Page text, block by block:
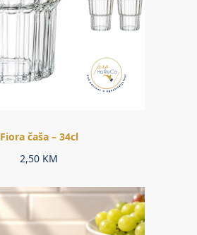
Fiora čaša – 34cl
2,50 KM